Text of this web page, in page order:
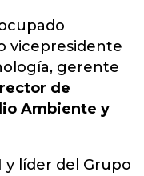
vicepresidente
gerente
de
Ambiente y
y líder del Grupo